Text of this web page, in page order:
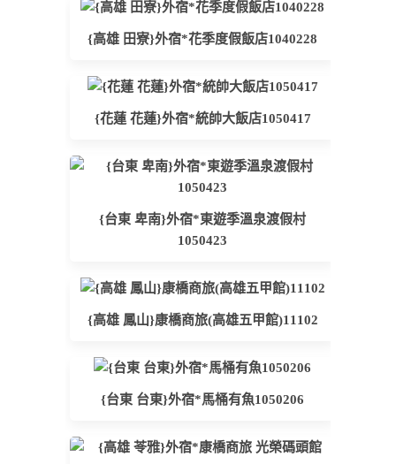
{高雄 田寮}外宿*花季度假飯店1040228
{花蓮 花蓮}外宿*統帥大飯店1050417
{台東 卑南}外宿*東遊季溫泉渡假村
1050423
{高雄 鳳山}康橋商旅(高雄五甲館)11102
{台東 台東}外宿*馬桶有魚1050206